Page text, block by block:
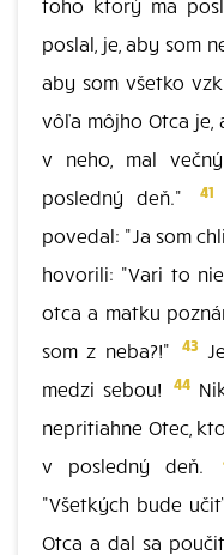
toho ktorý ma
poslal, je, aby som
aby som všetko
vôľa môjho Otca je,
v neho, mal
posledný deň."
41
povedal: "Ja som
hovorili: "Vari to
otca a matku
som z neba?!"
43
medzi sebou!
44
nepritiahne Otec,
v posledný deň.
"Všetkých bude
Otca a dal sa